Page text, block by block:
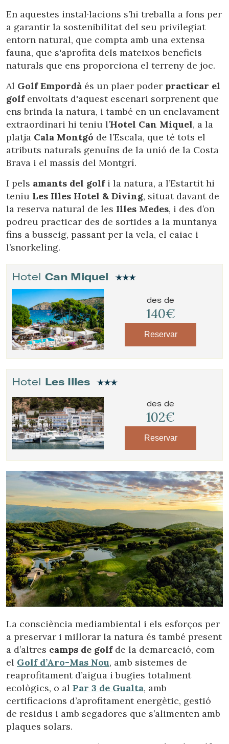
En aquestes instal·lacions s’hi treballa a fons per
a garantir la sostenibilitat del seu privilegiat
entorn natural, que compta amb una extensa
fauna, que s'aprofita dels mateixos beneficis
naturals que ens proporciona el terreny de joc.
Al Golf Empordà és un plaer poder practicar el
golfenvoltats d'aquest escenari sorprenent que
ens brinda la natura, i també en un enclavament
extraordinari hi teniu l’Hotel Can Miquel, a la
platja Cala Montgó de l’Escala, que té tots el
atributs naturals genuïns de la unió de la Costa
Brava i el massís del Montgrí.
I pels amants del golf i la natura, a l’Estartit hi
teniu Les Illes Hotel & Diving, situat davant de
la reserva natural de les Illes Medes, i des d’on
podreu practicar des de sortides a la muntanya
fins a busseig, passant per la vela, el caiac i
l’snorkeling.
Hotel Can Miquel
des de
140€
Reservar
Hotel Les Illes
des de
102€
Reservar
La consciència mediambiental i els esforços per
a preservar i millorar la natura és també present
a d’altres camps de golf de la demarcació, com
el Golf d’Aro-Mas Nou, amb sistemes de
reaprofitament d’aigua i bugies totalment
ecològics, o al Par 3 de Gualta, amb
certificacions d’aprofitament energètic, gestió
de residus i amb segadores que s’alimenten amb
plaques solars.